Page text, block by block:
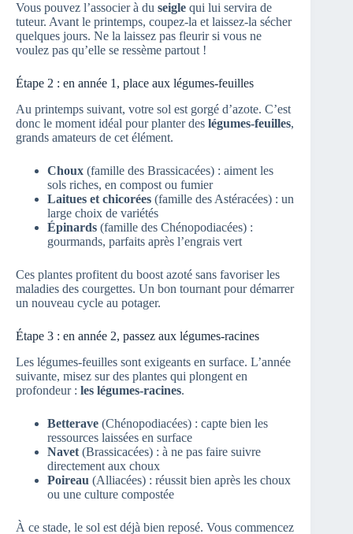
Vous pouvez l’associer à du seigle qui lui servira de
tuteur. Avant le printemps, coupez-la et laissez-la sécher
quelques jours. Ne la laissez pas fleurir si vous ne
voulez pas qu’elle se ressème partout !
Étape 2 : en année 1, place aux légumes-feuilles
Au printemps suivant, votre sol est gorgé d’azote. C’est
donc le moment idéal pour planter des légumes-feuilles,
grands amateurs de cet élément.
Choux (famille des Brassicacées) : aiment les
sols riches, en compost ou fumier
Laitues et chicorées (famille des Astéracées) : un
large choix de variétés
Épinards (famille des Chénopodiacées) :
gourmands, parfaits après l’engrais vert
Ces plantes profitent du boost azoté sans favoriser les
maladies des courgettes. Un bon tournant pour démarrer
un nouveau cycle au potager.
Étape 3 : en année 2, passez aux légumes-racines
Les légumes-feuilles sont exigeants en surface. L’année
suivante, misez sur des plantes qui plongent en
profondeur : les légumes-racines.
Betterave (Chénopodiacées) : capte bien les
ressources laissées en surface
Navet (Brassicacées) : à ne pas faire suivre
directement aux choux
Poireau (Alliacées) : réussit bien après les choux
ou une culture compostée
À ce stade, le sol est déjà bien reposé. Vous commencez